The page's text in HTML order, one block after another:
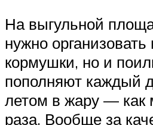
На выгульной
нужно организовать
кормушки, но и
пополняют каждый
летом в жару — как
раза. Вообще за